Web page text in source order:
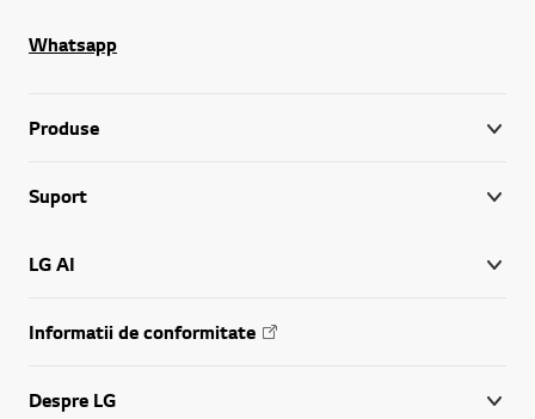
Whatsapp
Produse
Suport
LG AI
Informatii de conformitate
Despre LG